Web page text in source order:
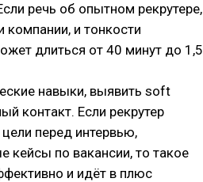
речь об опытном рекрутере,
и тонкости
длиться от 40 минут до 1,5
навыки, выявить soft
контакт. Если рекрутер
перед интервью,
кейсы по вакансии, то такое
и идёт в плюс